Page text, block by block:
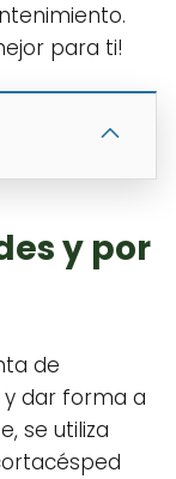
para ti!
y por
de
dar forma a
se utiliza